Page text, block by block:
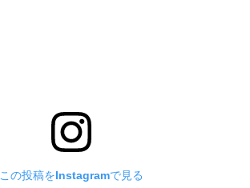
この投稿をInstagramで見る